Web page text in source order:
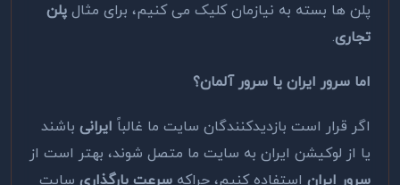
پلن ها بسته به نیازمان کلیک می کنیم، برای مثال پلن
تجاری.
اما سرور ایران یا سرور آلمان؟
اگر قرار است بازدیدکنندگان سایت ما غالباً ایرانی باشند
یا از لوکیشن ایران به سایت ما متصل شوند، بهتر است از
سرور ایران استفاده کنیم، چراکه سرعت بارگذاری سایت